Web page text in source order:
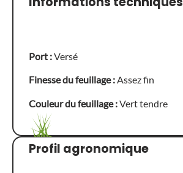
Port :Versé
Finesse du feuillage :Assez fin
Couleur du feuillage :Vert tendre
Profil agronomique